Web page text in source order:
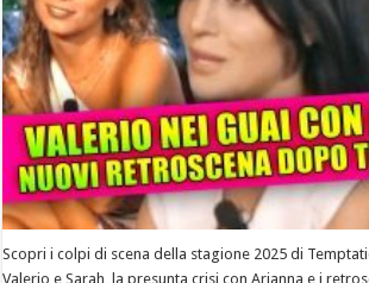
Scopri i colpi di scena della stagione 2025 di
Valerio e Sarah, la presunta crisi con Arianna e i